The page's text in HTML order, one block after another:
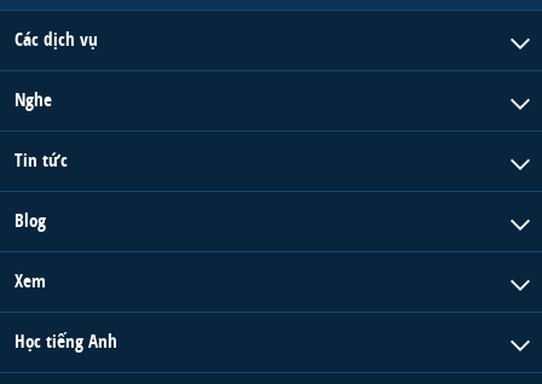
Các dịch vụ
Nghe
Tin tức
Blog
Xem
Học tiếng Anh